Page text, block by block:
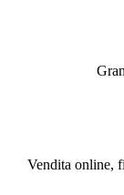
Vendita online,